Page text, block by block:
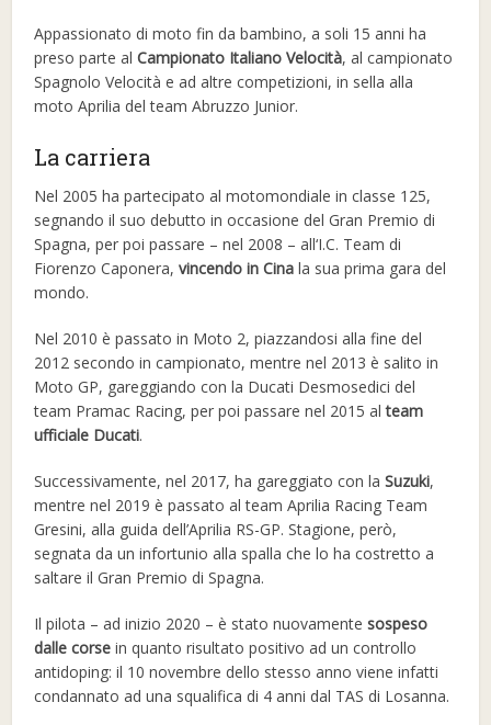
Appassionato di moto fin da bambino, a soli 15 anni ha
preso parte alCampionato Italiano Velocità, al campionato
Spagnolo Velocità e ad altre competizioni, in sella alla
moto Aprilia del team Abruzzo Junior.
La carriera
Nel 2005 ha partecipato al motomondiale in classe 125,
segnando il suo debutto in occasione del Gran Premio di
Spagna, per poi passare – nel 2008 – all‘I.C. Team di
Fiorenzo Caponera,vincendo in Cina la sua prima gara del
mondo.
Nel 2010 è passato in Moto 2, piazzandosi alla fine del
2012 secondo in campionato, mentre nel 2013 è salito in
Moto GP, gareggiando con la Ducati Desmosedici del
team Pramac Racing, per poi passare nel 2015 alteam
ufficiale Ducati.
Successivamente, nel 2017, ha gareggiato con laSuzuki,
mentre nel 2019 è passato al team Aprilia Racing Team
Gresini, alla guida dell’Aprilia RS-GP. Stagione, però,
segnata da un infortunio alla spalla che lo ha costretto a
saltare il Gran Premio di Spagna.
Il pilota – ad inizio 2020 – è stato nuovamentesospeso
dalle corse in quanto risultato positivo ad un controllo
antidoping: il 10 novembre dello stesso anno viene infatti
condannato ad una squalifica di 4 anni dal TAS di Losanna.